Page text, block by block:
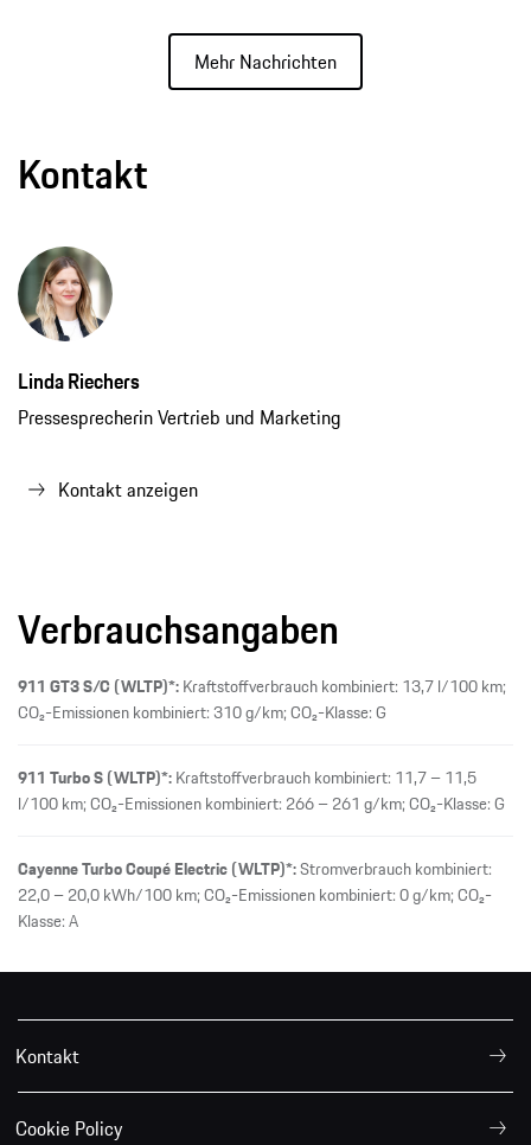
Mehr Nachrichten
Kontakt
Linda Riechers
Pressesprecherin Vertrieb und Marketing
Kontakt anzeigen
Verbrauchsangaben
911 GT3 S/C (WLTP)*:Kraftstoffverbrauch kombiniert: 13,7 l/100 km;
CO₂-Emissionen kombiniert: 310 g/km; CO₂-Klasse: G
911 Turbo S (WLTP)*:Kraftstoffverbrauch kombiniert: 11,7 – 11,5
l/100 km; CO₂-Emissionen kombiniert: 266 – 261 g/km; CO₂-Klasse: G
Cayenne Turbo Coupé Electric (WLTP)*:Stromverbrauch kombiniert:
22,0 – 20,0 kWh/100 km; CO₂-Emissionen kombiniert: 0 g/km; CO₂-
Klasse: A
Kontakt
Cookie Policy